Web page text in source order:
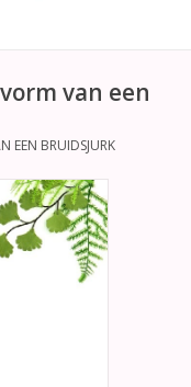
van een
EEN BRUIDSJURK